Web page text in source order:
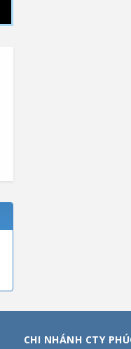
CHI NHÁNH CTY